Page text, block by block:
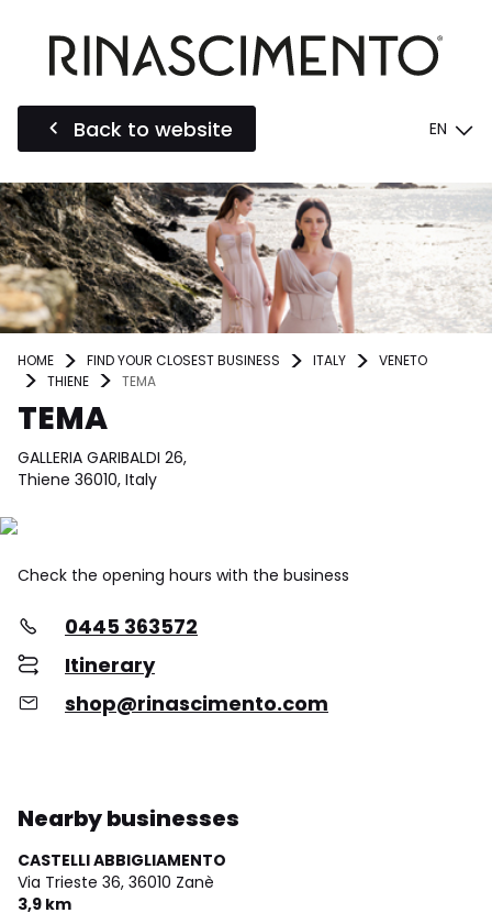
Back to website EN
HOME FIND YOUR CLOSEST BUSINESS ITALY
VENETO
THIENE
TEMA
TEMA
GALLERIA GARIBALDI 26,
Thiene 36010, Italy
Check the opening hours with the business
0445 363572
Itinerary
shop@rinascimento.com
Nearby businesses
CASTELLI ABBIGLIAMENTO
Via Trieste 36, 36010 Zanè
3,9 km